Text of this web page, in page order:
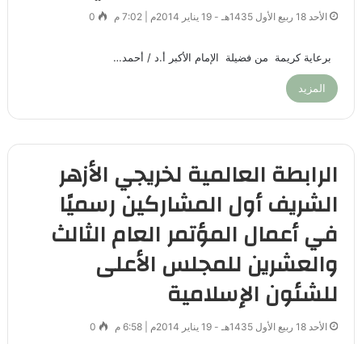
الأحد 18 ربيع الأول 1435هـ - 19 يناير 2014م | 7:02 م 0
برعاية كريمة من فضيلة الإمام الأكبر أ.د / أحمد…
المزيد
الرابطة العالمية لخريجي الأزهر
الشريف أول المشاركين رسميًا
في أعمال المؤتمر العام الثالث
والعشرين للمجلس الأعلى
للشئون الإسلامية
الأحد 18 ربيع الأول 1435هـ - 19 يناير 2014م | 6:58 م 0